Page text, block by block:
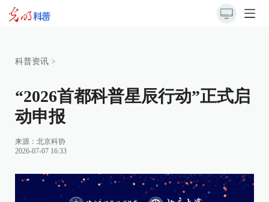
科普资讯 >
“2026首都科普星辰行动”正式启
动申报
来源：北京科协
2026-07-07 16:33